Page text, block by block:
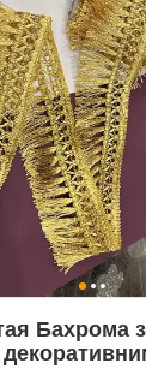
Бахрома